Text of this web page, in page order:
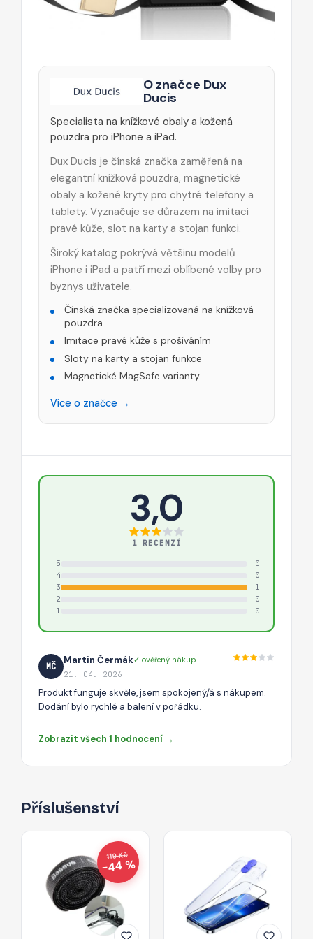
O značce Dux
Ducis
Specialista na knížkové obaly a kožená
pouzdra pro iPhone a iPad.
Dux Ducis je čínská značka zaměřená na
elegantní knížková pouzdra, magnetické
obaly a kožené kryty pro chytré telefony a
tablety. Vyznačuje se důrazem na imitaci
pravé kůže, slot na karty a stojan funkci.
Široký katalog pokrývá většinu modelů
iPhone i iPad a patří mezi oblíbené volby pro
byznys uživatele.
Čínská značka specializovaná na knížková
pouzdra
Imitace pravé kůže s prošíváním
Sloty na karty a stojan funkce
Magnetické MagSafe varianty
Více o značce →
3,0
1 RECENZÍ
5
0
4
0
3
1
2
0
1
0
MČ
Martin Čermák✓ ověřený nákup
21. 04. 2026
Produkt funguje skvěle, jsem spokojený/á s nákupem.
Dodání bylo rychlé a balení v pořádku.
Zobrazit všech 1 hodnocení →
Příslušenství
119 Kč
−44 %